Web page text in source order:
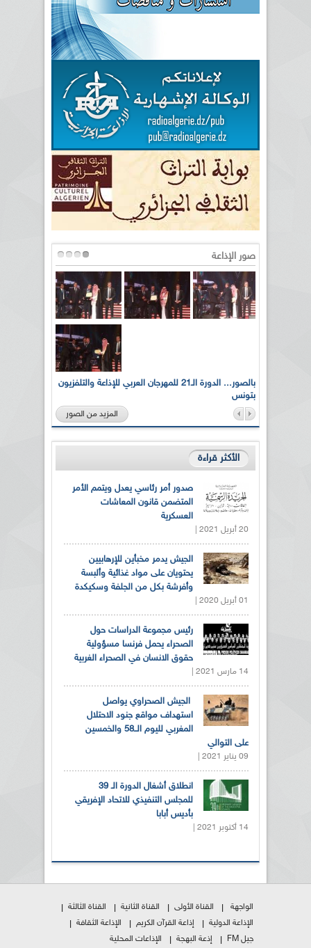
صور الإذاعة
بالصور... الدورة الـ21 للمهرجان العربي للإذاعة والتلفزيون
بتونس
المزيد من الصور
الأكثر قراءة
صدور أمر رئاسي يعدل ويتمم الأمر
المتضمن قانون المعاشات
العسكرية
20 أبريل 2021 |
الجيش يدمر مخبأين للإرهابيين
يحتويان على مواد غذائية وألبسة
وأفرشة بكل من الجلفة وسكيكدة
01 أبريل 2020 |
رئيس مجموعة الدراسات حول
الصحراء يحمل فرنسا مسؤولية
حقوق الانسان في الصحراء الغربية
14 مارس 2021 |
الجيش الصحراوي يواصل
استهداف مواقع جنود الاحتلال
المغربي لليوم الــ58 والخمسين
على التوالي
09 يناير 2021 |
انطلاق أشغال الدورة الـ 39
للمجلس التنفيذي للاتحاد الإفريقي
بأديس أبابا
14 أكتوبر 2021 |
الواجهة القناة الأولى القناة الثانية
القناة الثالثة
الإذاعة الدولية
إذاعة القرآن الكريم
الإذاعة الثقافة
جيل FM
إذعة البهجة الإذاعات المحلية